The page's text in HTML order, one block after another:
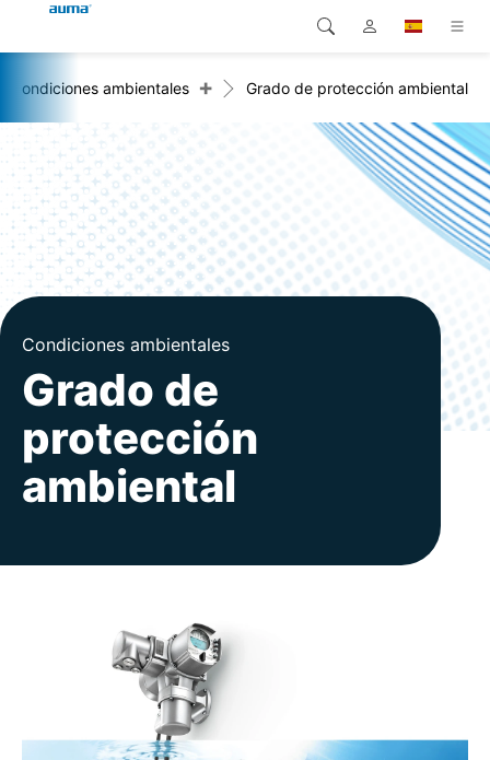
Productos
Soluciones
Descargas
Servicio
Contacto
Global
Europa
Asia y Pacífico
Norteamérica
Búsqueda
Condiciones ambientales + Grado de protección ambiental
Condiciones ambientales
Grado de
protección
ambiental